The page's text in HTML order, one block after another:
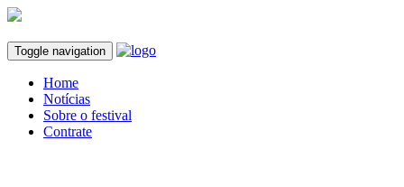
Toggle navigation
Home
Notícias
Sobre o festival
Contrate